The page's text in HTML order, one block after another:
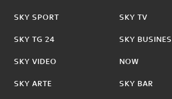
SKY SPORT
SKY TG 24
SKY VIDEO
SKY ARTE
SKY TV
SKY
NOW
SKY BAR